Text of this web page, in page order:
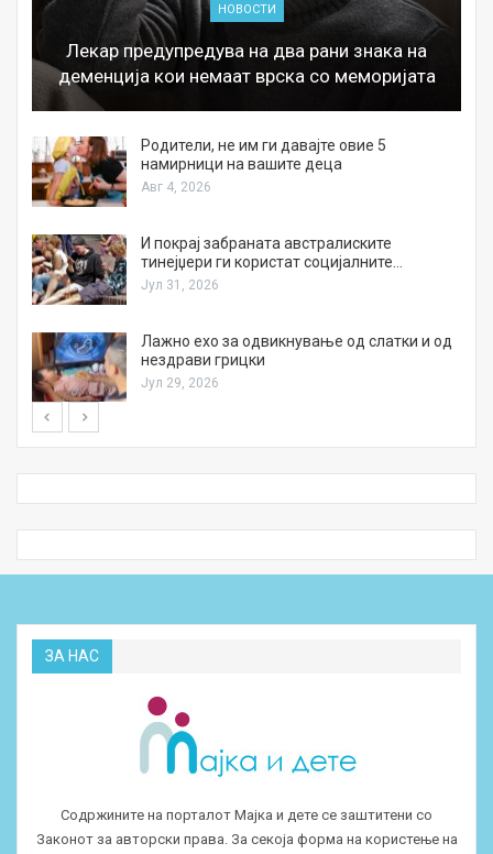
НОВОСТИ
Лекар предупредува на два рани знака на
деменција кои немаат врска со меморијата
Родители, не им ги давајте овие 5
намирници на вашите деца
Авг 4, 2026
И покрај забраната австралиските
тинејџери ги користат социјалните…
Јул 31, 2026
Лажно ехо за одвикнување од слатки и од
нездрави грицки
Јул 29, 2026
ЗА НАС
Содржините на порталот Мајка и дете се заштитени со
Законот за авторски права. За секоја форма на користење на